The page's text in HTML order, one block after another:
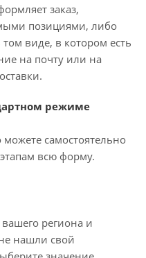
заказ,
позициями, либо
виде, в котором есть
на почту или на
режиме
самостоятельно
всю форму.
региона и
нашли свой